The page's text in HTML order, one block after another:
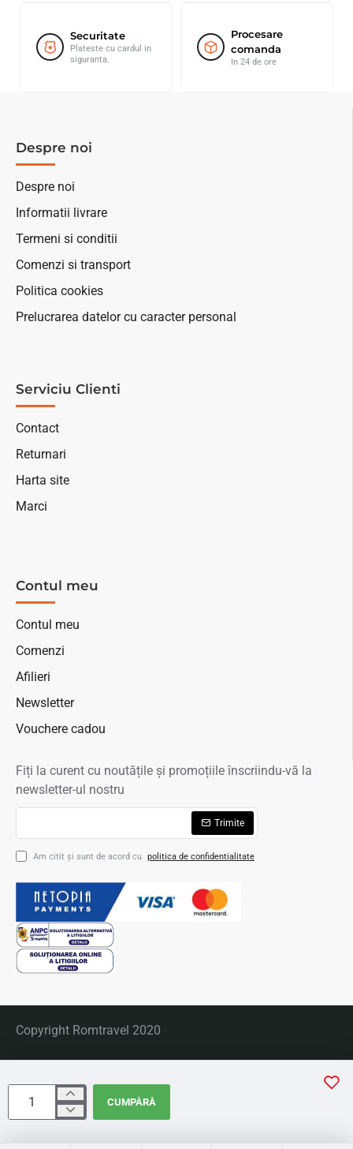
CUMPĂRĂ
Securitate
Plateste cu cardul in
siguranta.
Procesare
comanda
In 24 de ore
Despre noi
Despre noi
Informatii livrare
Termeni si conditii
Comenzi si transport
Politica cookies
Prelucrarea datelor cu caracter personal
Serviciu Clienti
Contact
Returnari
Harta site
Marci
Contul meu
Contul meu
Comenzi
Afilieri
Newsletter
Vouchere cadou
Fiți la curent cu noutățile și promoțiile înscriindu-vă la
newsletter-ul nostru
Trimite
Am citit şi sunt de acord cu politica de confidentialitate
Copyright Romtravel 2020